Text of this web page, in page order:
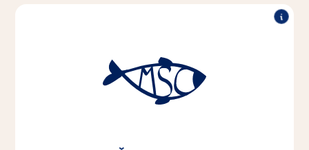
Održivi otkup ribe
Cilj nam je do 2025. prebaciti 100% ribe i ribljih
nusproizvoda koje koristimo u našim proizvodima na